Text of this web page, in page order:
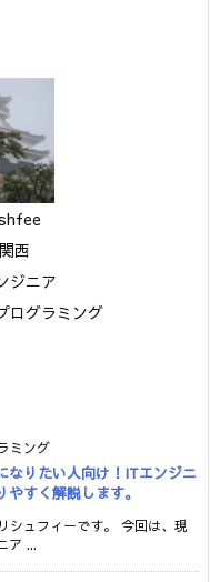
西
ジニア
ログラミング
ミング
なりたい人向け！ITエンジニ
すく解説します。
シュフィーです。 今回は、現
ア ...